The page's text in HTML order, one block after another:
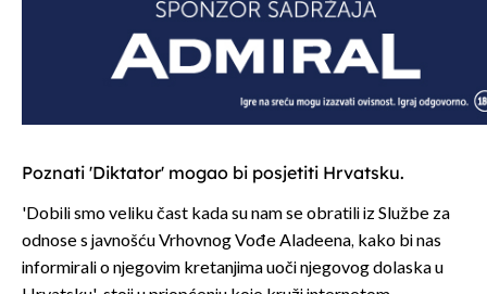
Poznati 'Diktator' mogao bi posjetiti Hrvatsku.
'Dobili smo veliku čast kada su nam se obratili iz Službe za
odnose s javnošću Vrhovnog Vođe Aladeena, kako bi nas
informirali o njegovim kretanjima uoči njegovog dolaska u